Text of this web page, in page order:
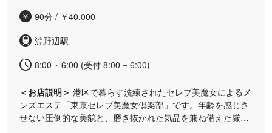
た。日本人女性ならではの細やかな気配りと熟練の施術で、
ださい。
90分 / ￥40,000
淵野辺駅
8:00 ~ 6:00 (受付 8:00 ~ 6:00)
＜お店説明＞ 港区で暮らす洗練されたセレブ美魔女によるメ
ンズエステ「東京セレブ美魔女倶楽部」です。年齢を感じさ
せない圧倒的な美貌と、磨き抜かれた気品を兼ね備えた厳選